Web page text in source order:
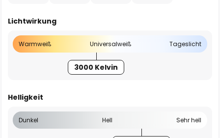
Lichtwirkung
Warmweiß Universalweiß Tageslicht
3000 Kelvin
Helligkeit
Dunkel Hell Sehr hell